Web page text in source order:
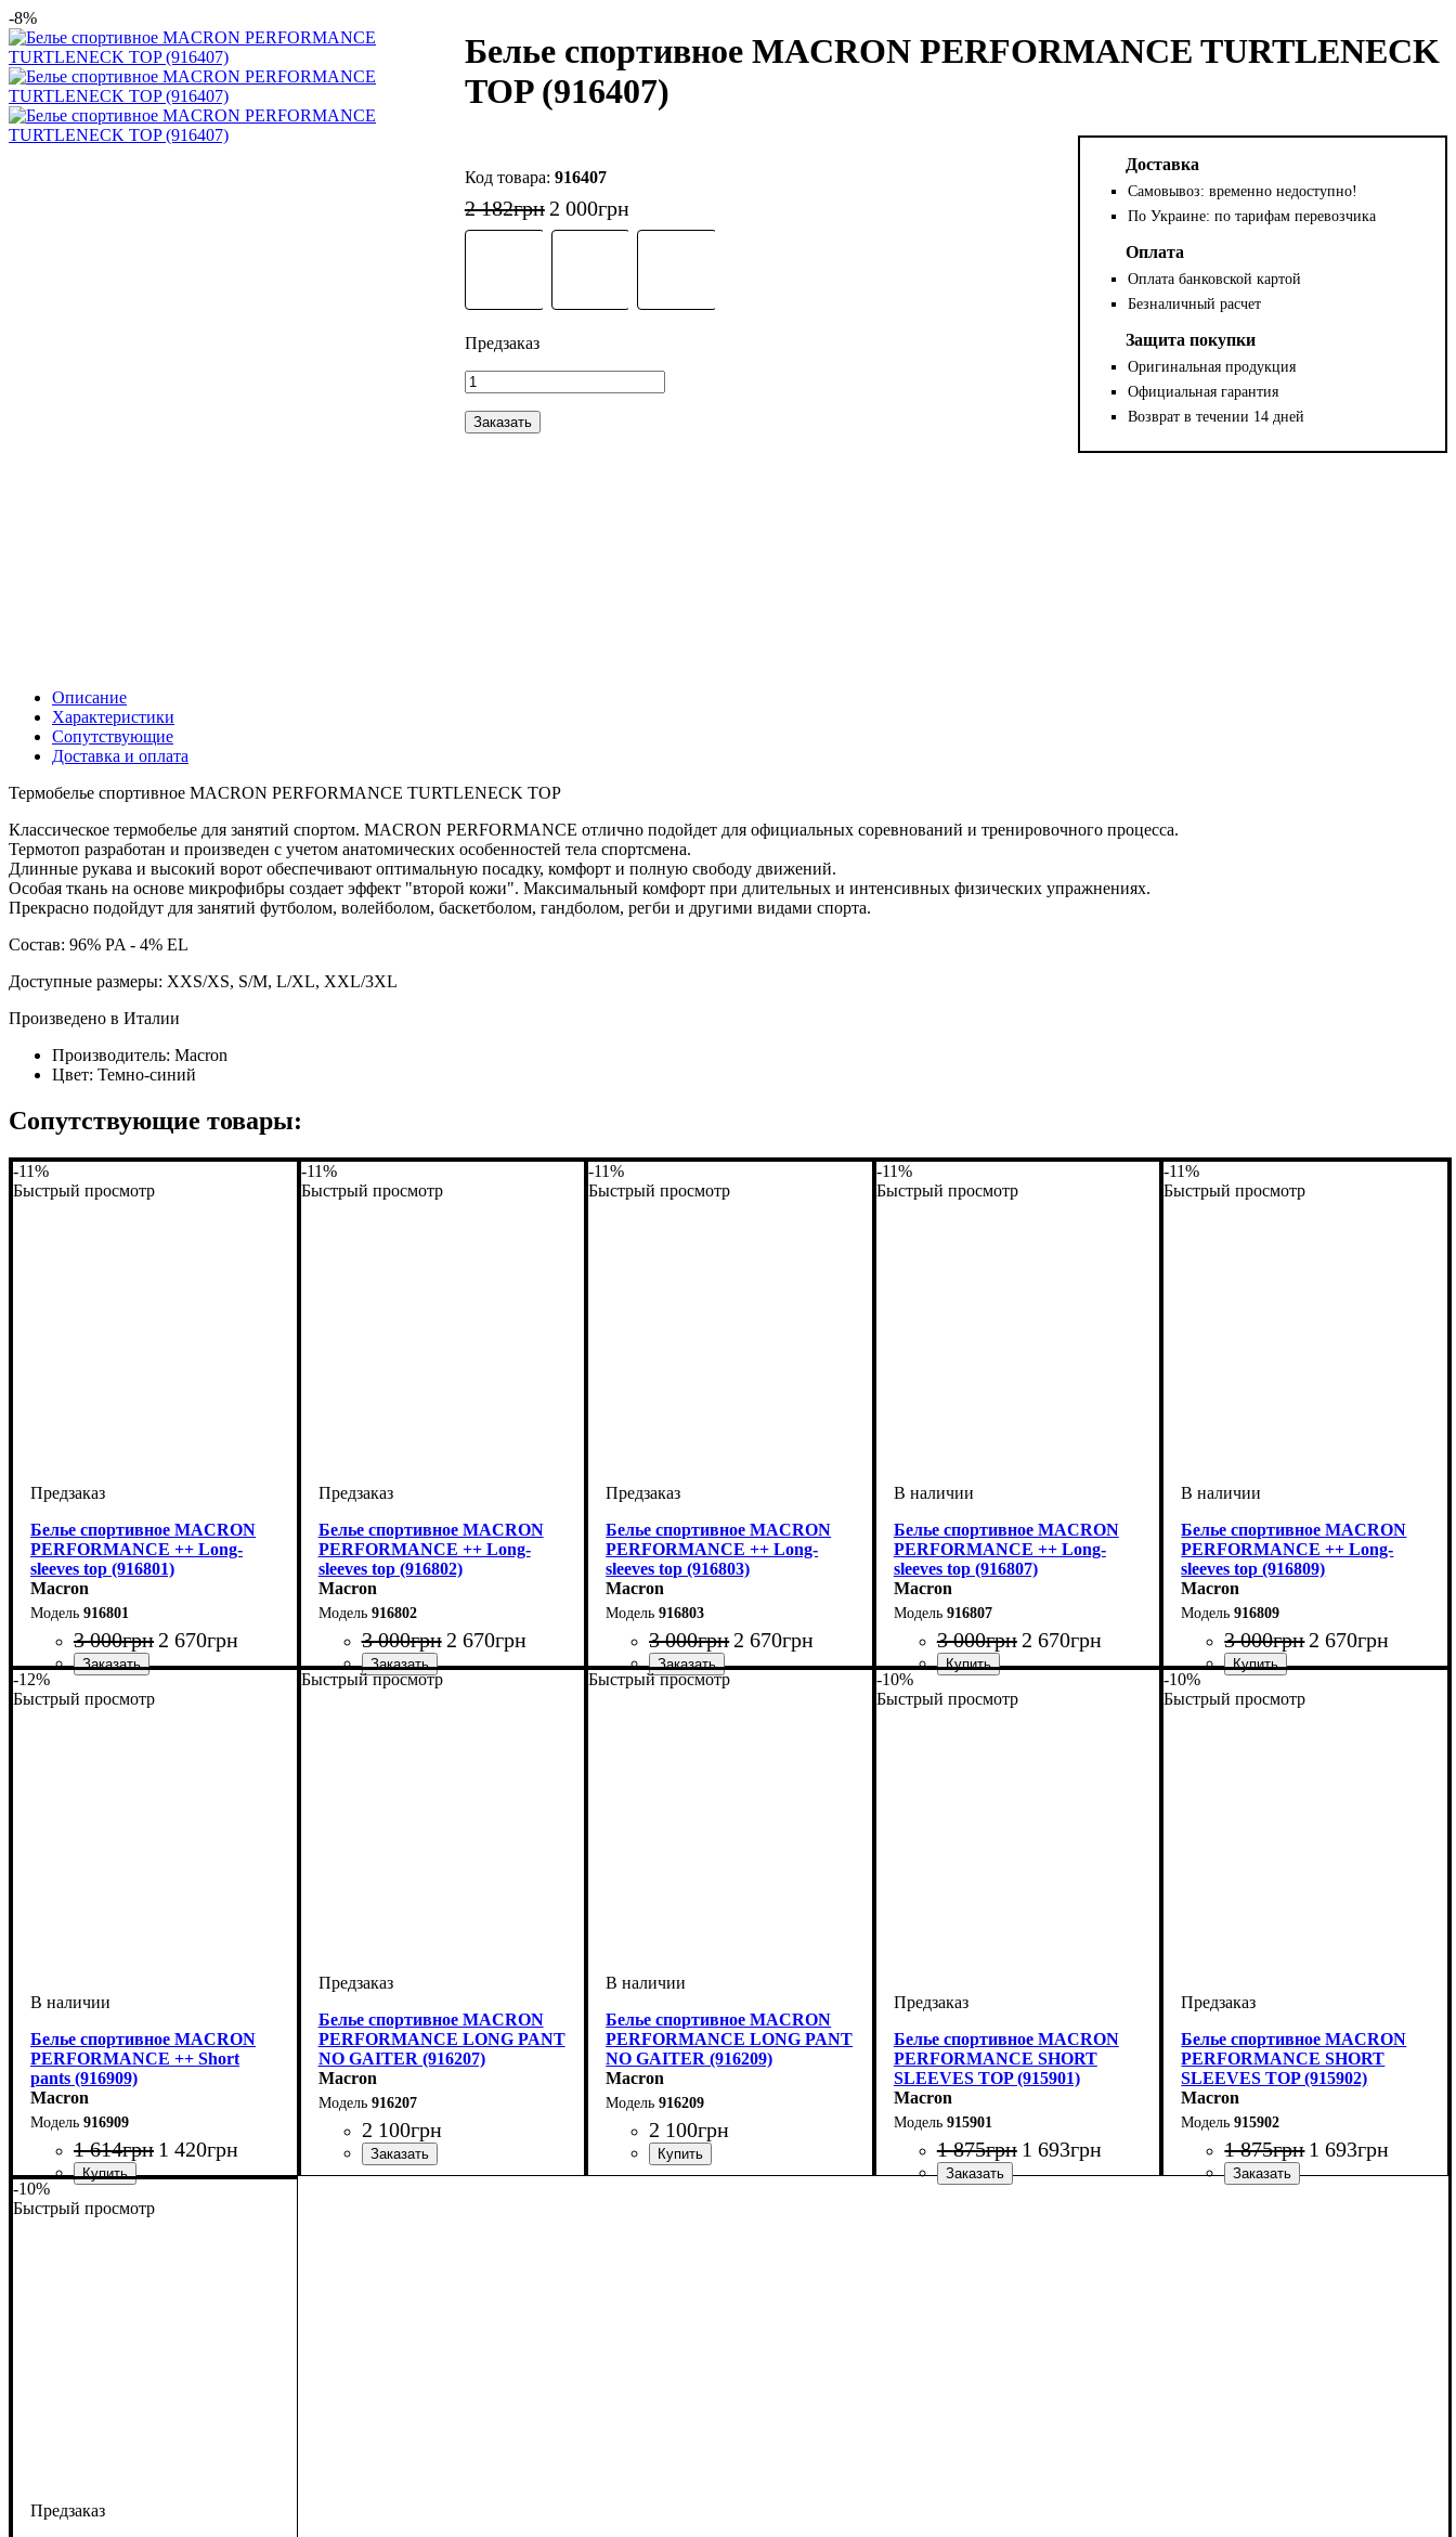
-8%
Белье спортивное MACRON PERFORMANCE TURTLENECK
TOP (916407)
916407
2 182грн 2 000грн
Заказать
Доставка
Самовывоз: временно недоступно!
По Украине: по тарифам перевозчика
Оплата
Оплата банковской картой
Безналичный расчет
Защита покупки
Оригинальная продукция
Официальная гарантия
Возврат в течении 14 дней
Описание
Характеристики
Сопутствующие
Доставка и оплата
Термобелье спортивное MACRON PERFORMANCE TURTLENECK TOP
Классическое термобелье для занятий спортом. MACRON PERFORMANCE отлично подойдет для официальных соревнований и тренировочного процесса.
Термотоп разработан и произведен с учетом анатомических особенностей тела спортсмена.
Длинные рукава и высокий ворот обеспечивают оптимальную посадку, комфорт и полную свободу движений.
Особая ткань на основе микрофибры создает эффект "второй кожи". Максимальный комфорт при длительных и интенсивных физических упражнениях.
Прекрасно подойдут для занятий футболом, волейболом, баскетболом, гандболом, регби и другими видами спорта.
Состав: 96% PA - 4% EL
Доступные размеры: XXS/XS, S/M, L/XL, XXL/3XL
Произведено в Италии
Производитель: Macron
Цвет: Темно-синий
Сопутствующие товары:
-11%
Быстрый просмотр
Белье спортивное MACRON
PERFORMANCE ++ Long-
sleeves top (916801)
Macron
916801
3 000грн 2 670грн
Производитель
Цвет
-11%
Быстрый просмотр
Белье спортивное MACRON
PERFORMANCE ++ Long-
sleeves top (916802)
Macron
916802
3 000грн 2 670грн
Производитель: Macron
Цвет: Красный
-11%
Быстрый просмотр
Белье спортивное MACRON
PERFORMANCE ++ Long-
sleeves top (916803)
Macron
916803
3 000грн 2 670грн
Производитель: Macron
Цвет: Синий
-11%
Быстрый просмотр
Белье спортивное MACRON
PERFORMANCE ++ Long-
sleeves top (916807)
Macron
916807
3 000грн 2 670грн
Производитель
Цвет
-11%
Быстрый просмотр
Белье спортивное MACRON
PERFORMANCE ++ Long-
sleeves top (916809)
Macron
916809
3 000грн 2 670грн
Производитель
Цвет
-12%
Быстрый просмотр
Белье спортивное MACRON
PERFORMANCE ++ Short
pants (916909)
Macron
916909
1 614грн 1 420грн
Производитель
Цвет
Быстрый просмотр
Белье спортивное MACRON
PERFORMANCE LONG PANT
NO GAITER (916207)
Macron
916207
2 100грн
Производитель: Macron
Цвет: Темно-синий
Быстрый просмотр
Белье спортивное MACRON
PERFORMANCE LONG PANT
NO GAITER (916209)
Macron
916209
2 100грн
Производитель: Macron
Цвет: Черный
-10%
Быстрый просмотр
Белье спортивное MACRON
PERFORMANCE SHORT
SLEEVES TOP (915901)
Macron
915901
1 875грн 1 693грн
-10%
Быстрый просмотр
Белье спортивное MACRON
PERFORMANCE SHORT
SLEEVES TOP (915902)
Macron
915902
1 875грн 1 693грн
-10%
Быстрый просмотр